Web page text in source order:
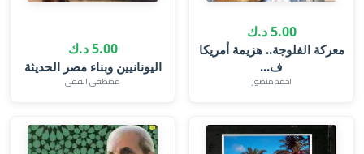
5.00 د.ك
معركة الفلوجة.. هزيمة أمريكا
ف...
احمد منصور
5.00 د.ك
اليونانيين وبناء مصر الحديثة
مصطفى الفقى